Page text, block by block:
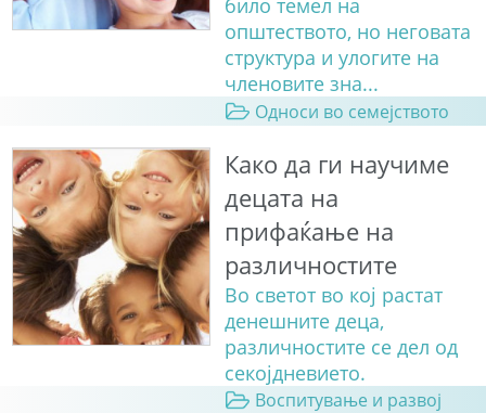
било темел на
општеството, но неговата
структура и улогите на
членовите зна...
Односи во семејството
Како да ги научиме
децата на
прифаќање на
различностите
Во светот во кој растат
денешните деца,
различностите се дел од
секојдневието.
Воспитување и развој